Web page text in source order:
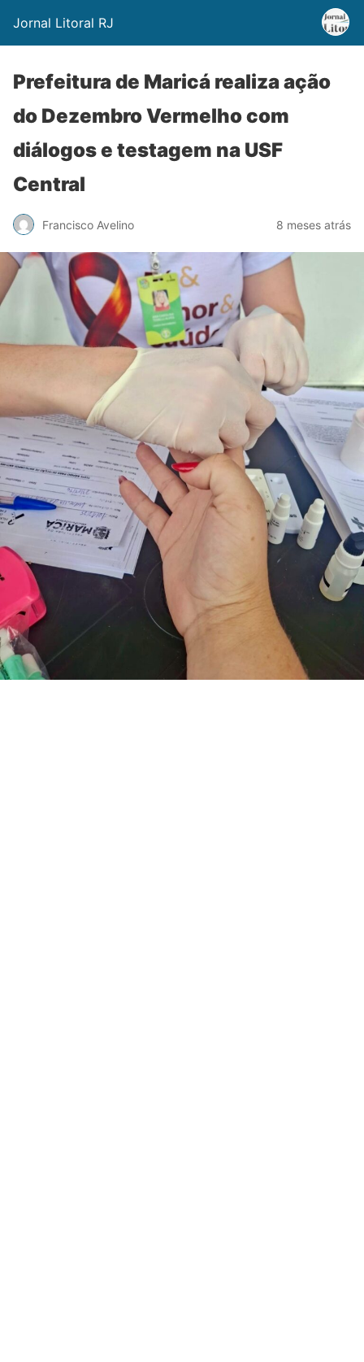
Jornal Litoral RJ
Prefeitura de Maricá realiza ação
do Dezembro Vermelho com
diálogos e testagem na USF
Central
Francisco Avelino 8 meses atrás